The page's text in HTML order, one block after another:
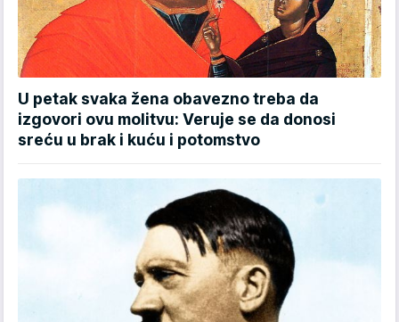
U petak svaka žena obavezno treba da
izgovori ovu molitvu: Veruje se da donosi
sreću u brak i kuću i potomstvo